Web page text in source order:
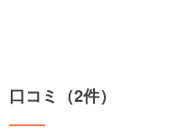
口コミ（2件）